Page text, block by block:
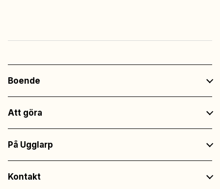
Boende
Att göra
På Ugglarp
Kontakt